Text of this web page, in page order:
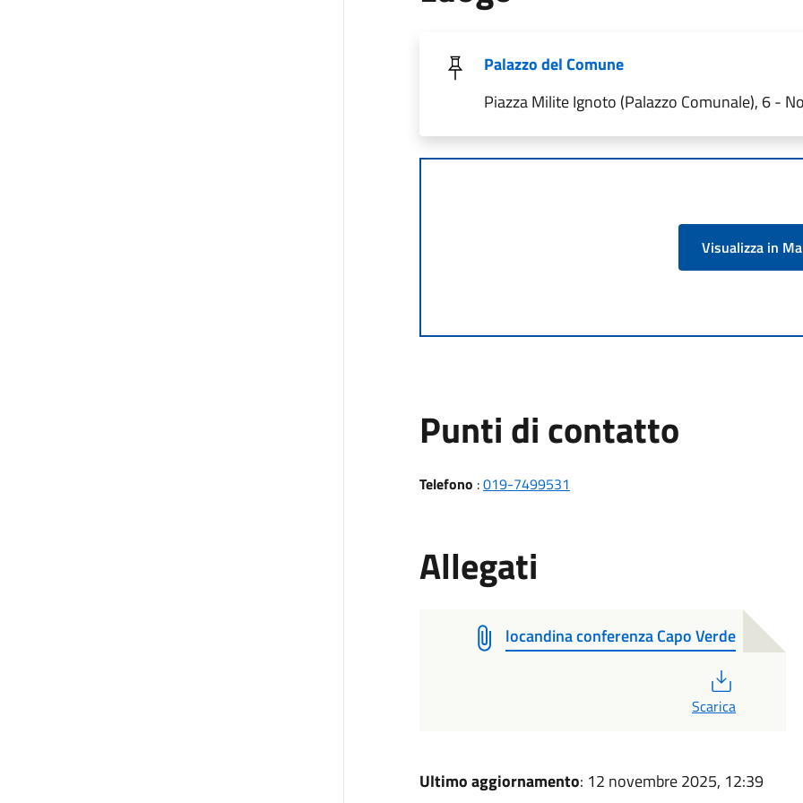
Palazzo del Comune
Piazza Milite Ignoto (Palazzo Comunale), 6 -
Visualizza in
Punti di contatto
Telefono :019-7499531
Allegati
locandina conferenza Capo Verde
Scarica
Ultimo aggiornamento: 12 novembre 2025, 12:39